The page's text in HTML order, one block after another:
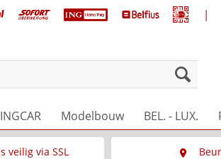
|
Modelbouw BEL. - LUX.
veilig via SSL